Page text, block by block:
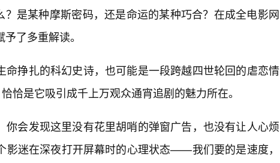
？是某种摩斯密码，还是命运的某种巧合？在成全电影网
了多重解读。
命挣扎的科幻史诗，也可能是一段跨越四世轮回的虐恋情
恰是它吸引成千上万观众通宵追剧的魅力所在。
你会发现这里没有花里胡哨的弹窗广告，也没有让人心烦
影迷在深夜打开屏幕时的心理状态——我们要的是速度，